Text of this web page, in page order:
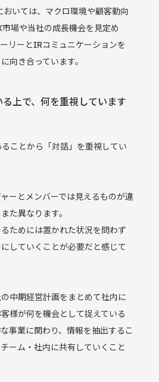
いては、マクロ環境や顧客動向
市場や当社の成長機会を見定め
リーとIRコミュニケーションを
向き合っています。
上で、何を重視しています
ことから「対話」を重視してい
ーとメンバーでは見えるものが違
た異なります。
ためには置かれた状況を問わず
していくことが必要だと感じて
中期経営計画をまとめて社内に
様が何を機会として捉えている
事業に関わり、情報を抽出するこ
ーム・社内に共有していくこと